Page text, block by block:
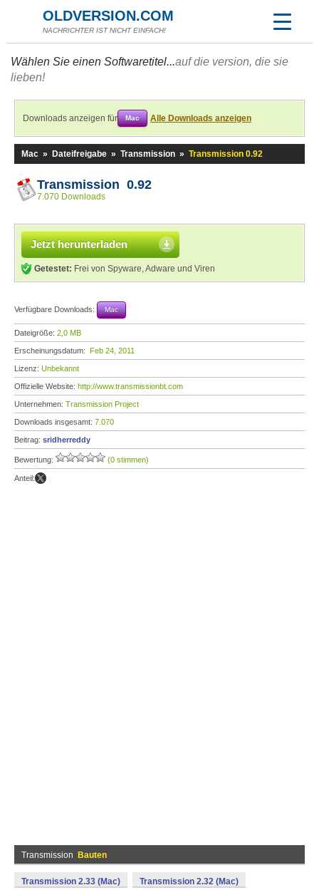
OLDVERSION.COM
NACHRICHTER IST NICHT EINFACH!
Wählen Sie einen Softwaretitel...auf die version, die sie
lieben!
Downloads anzeigen für Mac Alle Downloads anzeigen
Mac » Dateifreigabe » Transmission » Transmission 0.92
Transmission 0.92
7.070 Downloads
Jetzt herunterladen
Getestet: Frei von Spyware, Adware und Viren
Verfügbare Downloads: Mac
Dateigröße: 2,0 MB
Erscheinungsdatum: Feb 24, 2011
Lizenz: Unbekannt
Offizielle Website: http://www.transmissionbt.com
Unternehmen: Transmission Project
Downloads insgesamt: 7.070
Beitrag: sridherreddy
Bewertung: (0 stimmen)
Anteil:
Transmission Bauten
Transmission 2.33 (Mac) Transmission 2.32 (Mac)